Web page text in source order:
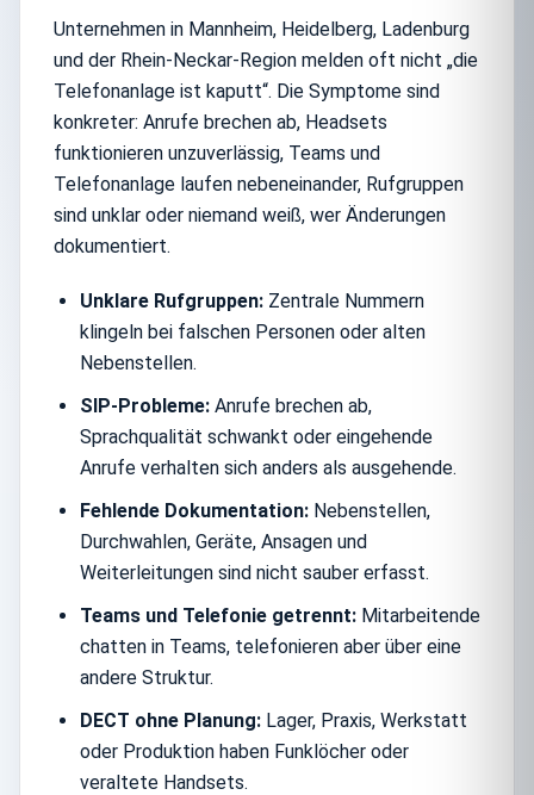
Unternehmen in Mannheim, Heidelberg, Ladenburg
und der Rhein-Neckar-Region melden oft nicht „die
Telefonanlage ist kaputt“. Die Symptome sind
konkreter: Anrufe brechen ab, Headsets
funktionieren unzuverlässig, Teams und
Telefonanlage laufen nebeneinander, Rufgruppen
sind unklar oder niemand weiß, wer Änderungen
dokumentiert.
Unklare Rufgruppen: Zentrale Nummern
klingeln bei falschen Personen oder alten
Nebenstellen.
SIP-Probleme: Anrufe brechen ab,
Sprachqualität schwankt oder eingehende
Anrufe verhalten sich anders als ausgehende.
Fehlende Dokumentation: Nebenstellen,
Durchwahlen, Geräte, Ansagen und
Weiterleitungen sind nicht sauber erfasst.
Teams und Telefonie getrennt: Mitarbeitende
chatten in Teams, telefonieren aber über eine
andere Struktur.
DECT ohne Planung: Lager, Praxis, Werkstatt
oder Produktion haben Funklöcher oder
veraltete Handsets.